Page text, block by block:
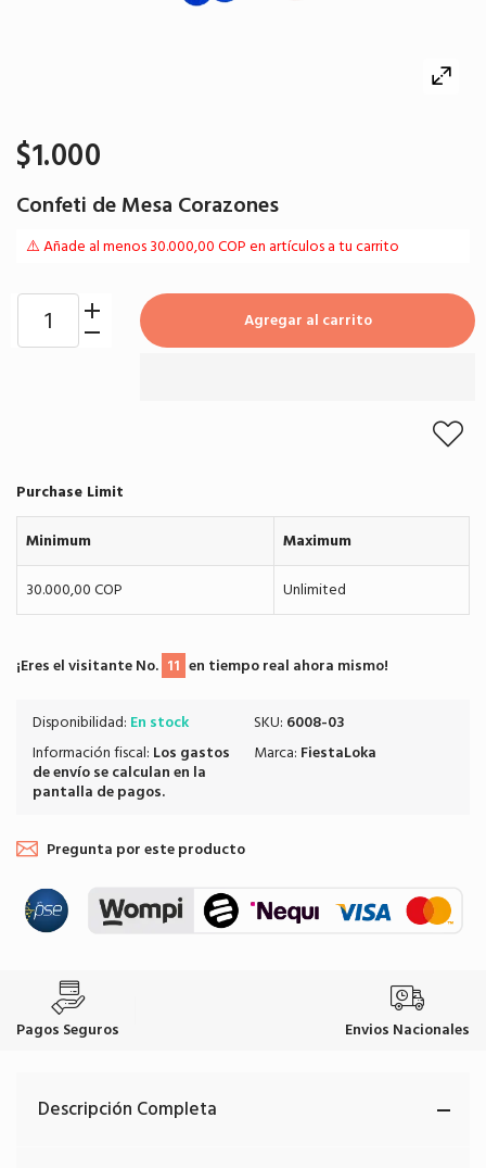
$1.000
Confeti de Mesa Corazones
¡Eres el visitante No. 11 en tiempo real ahora mismo!
Disponibilidad: En stock
Información fiscal: Los gastos
de envíose calculan en la
pantalla de pagos.
SKU: 6008-03
Marca: FiestaLoka
⚠️ Añade al menos 30.000,00 COP en artículos a tu carrito
Agregar al carrito
Purchase Limit
Minimum
Maximum
30.000,00 COP
Unlimited
Pregunta por este producto
Pagos Seguros Envios Nacionales
Descripción Completa